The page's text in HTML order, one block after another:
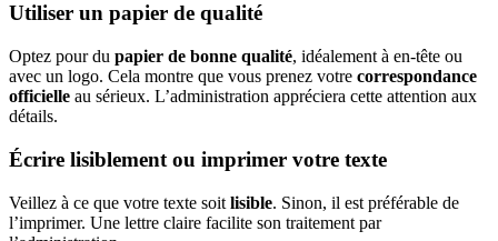
Utiliser un papier de qualité
Optez pour du papier de bonne qualité, idéalement à en-tête ou
avec un logo. Cela montre que vous prenez votre correspondance
officielle au sérieux. L’administration appréciera cette attention aux
détails.
Écrire lisiblement ou imprimer votre texte
Veillez à ce que votre texte soit lisible. Sinon, il est préférable de
l’imprimer. Une lettre claire facilite son traitement par